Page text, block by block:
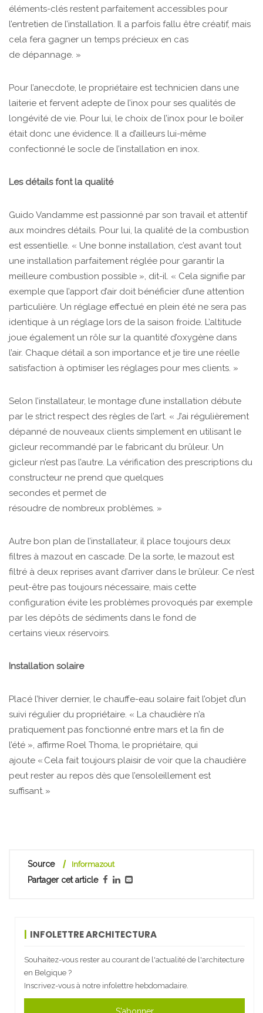
éléments-clés restent parfaitement accessibles pour
l’entretien de l’installation. Il a parfois fallu être créatif, mais
cela fera gagner un temps précieux en cas
de dépannage. »
Pour l’anecdote, le propriétaire est technicien dans une
laiterie et fervent adepte de l’inox pour ses qualités de
longévité de vie. Pour lui, le choix de l’inox pour le boiler
était donc une évidence. Il a d’ailleurs lui-même
confectionné le socle de l’installation en inox.
Les détails font la qualité
Guido Vandamme est passionné par son travail et attentif
aux moindres détails. Pour lui, la qualité de la combustion
est essentielle. « Une bonne installation, c’est avant tout
une installation parfaitement réglée pour garantir la
meilleure combustion possible », dit-il. « Cela signifie par
exemple que l’apport d’air doit bénéficier d’une attention
particulière. Un réglage effectué en plein été ne sera pas
identique à un réglage lors de la saison froide. L’altitude
joue également un rôle sur la quantité d’oxygène dans
l’air. Chaque détail a son importance et je tire une réelle
satisfaction à optimiser les réglages pour mes clients. »
Selon l’installateur, le montage d’une installation débute
par le strict respect des règles de l’art. « J’ai régulièrement
dépanné de nouveaux clients simplement en utilisant le
gicleur recommandé par le fabricant du brûleur. Un
gicleur n’est pas l’autre. La vérification des prescriptions du
constructeur ne prend que quelques
secondes et permet de
résoudre de nombreux problèmes. »
Autre bon plan de l’installateur, il place toujours deux
filtres à mazout en cascade. De la sorte, le mazout est
filtré à deux reprises avant d’arriver dans le brûleur. Ce n’est
peut-être pas toujours nécessaire, mais cette
configuration évite les problèmes provoqués par exemple
par les dépôts de sédiments dans le fond de
certains vieux réservoirs.
Installation solaire
Placé l’hiver dernier, le chauffe-eau solaire fait l’objet d’un
suivi régulier du propriétaire. « La chaudière n’a
pratiquement pas fonctionné entre mars et la fin de
l’été », affirme Roel Thoma, le propriétaire, qui
ajoute « Cela fait toujours plaisir de voir que la chaudière
peut rester au repos dès que l’ensoleillement est
suffisant. »
Source Informazout
Partager cet article
INFOLETTRE ARCHITECTURA
Souhaitez-vous rester au courant de l'actualité de l'architecture
en Belgique ?
Inscrivez-vous à notre infolettre hebdomadaire.